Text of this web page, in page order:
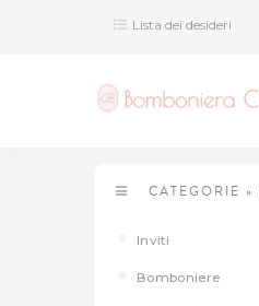
Lista dei desideri
CATEGORIE »
Inviti
Bomboniere